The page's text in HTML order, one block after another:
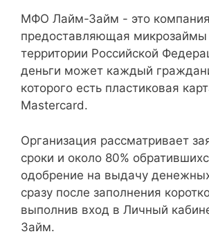
МФО Лайм-Займ - это компания
предоставляющая микрозаймы
территории Российской
деньги может каждый
которого есть пластиковая
Mastercard.
Организация рассматривает
сроки и около 80%
одобрение на выдачу
сразу после заполнения
выполнив вход в Личный
Займ.